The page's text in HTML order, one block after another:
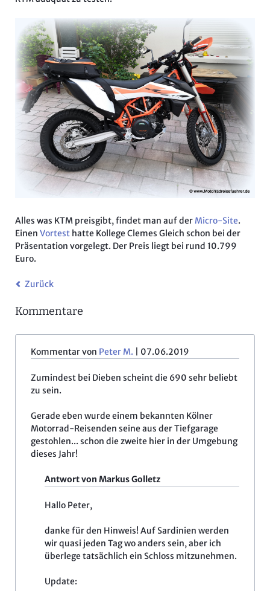
Alles was KTM preisgibt, findet man auf der Micro-Site.
Einen Vortesthatte Kollege Clemes Gleich schon bei der
Präsentation vorgelegt. Der Preis liegt bei rund 10.799
Euro.
Zurück
Kommentare
Kommentar von Peter M. 07.06.2019
Zumindest bei Dieben scheint die 690 sehr beliebt
zu sein.
Gerade eben wurde einem bekannten Kölner
Motorrad-Reisenden seine aus der Tiefgarage
gestohlen... schon die zweite hier in der Umgebung
dieses Jahr!
Antwort von Markus Golletz
Hallo Peter,
danke für den Hinweis! Auf Sardinien werden
wir quasi jeden Tag wo anders sein, aber ich
überlege tatsächlich ein Schloss mitzunehmen.
Update: